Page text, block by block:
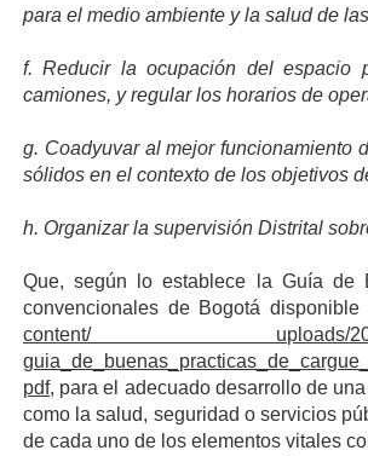
para el medio ambiente y la salud de
f. Reducir la ocupación del espacio
camiones, y regular los horarios de
g. Coadyuvar al mejor funcionamiento
sólidos en el contexto de los objetivos
h. Organizar la supervisión Distrital
Que, según lo establece la Guía de
convencionales de Bogotá
content/ uploads/
pdf, para el adecuado desarrollo de
como la salud, seguridad o servicios
de cada uno de los elementos vitales